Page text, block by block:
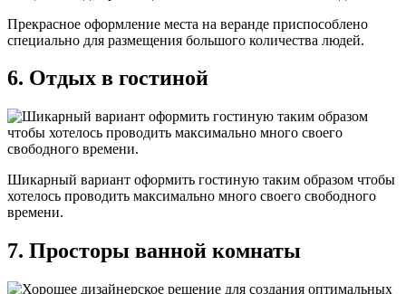
Прекрасное оформление места на веранде приспособлено
специально для размещения большого количества людей.
6. Отдых в гостиной
Шикарный вариант оформить гостиную таким образом чтобы
хотелось проводить максимально много своего свободного
времени.
7. Просторы ванной комнаты